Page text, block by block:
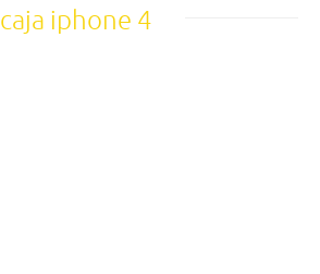
caja iphone 4